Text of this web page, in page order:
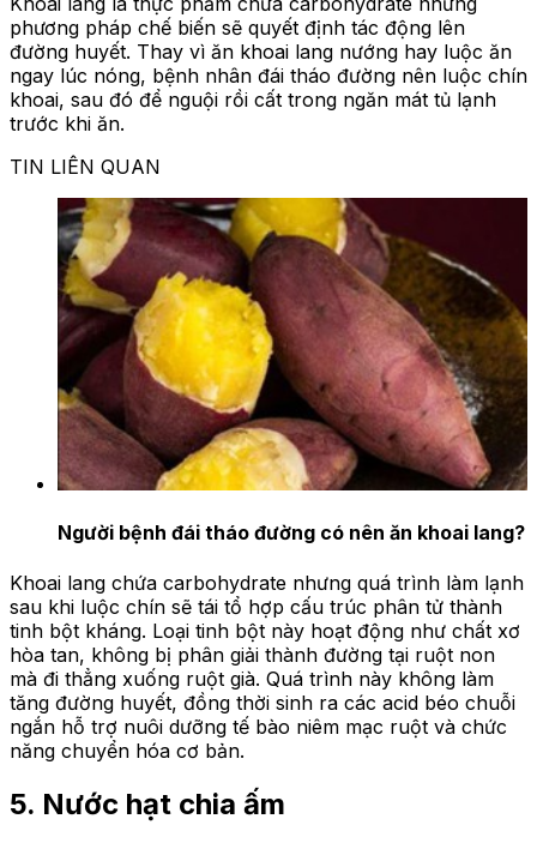
phương pháp chế biến sẽ quyết định tác động lên
đường huyết. Thay vì ăn khoai lang nướng hay luộc ăn
ngay lúc nóng, bệnh nhân đái tháo đường nên luộc chín
khoai, sau đó để nguội rồi cất trong ngăn mát tủ lạnh
trước khi ăn.
TIN LIÊN QUAN
Người bệnh đái tháo đường có nên ăn khoai lang?
Khoai lang chứa carbohydrate nhưng quá trình làm lạnh
sau khi luộc chín sẽ tái tổ hợp cấu trúc phân tử thành
tinh bột kháng. Loại tinh bột này hoạt động như chất xơ
hòa tan, không bị phân giải thành đường tại ruột non
mà đi thẳng xuống ruột già. Quá trình này không làm
tăng đường huyết, đồng thời sinh ra các acid béo chuỗi
ngắn hỗ trợ nuôi dưỡng tế bào niêm mạc ruột và chức
năng chuyển hóa cơ bản.
5. Nước hạt chia ấm